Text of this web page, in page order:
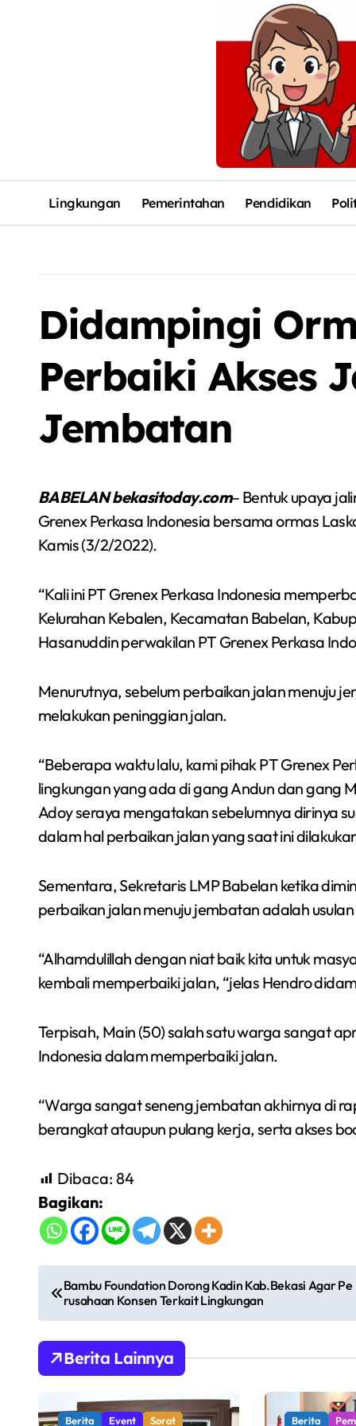
Lingkungan Pemerintahan Pendidikan
Didampingi
Perbaiki Akses
Jembatan
BABELAN bekasitoday.com– Bentuk upaya
Grenex Perkasa Indonesia bersama ormas
Kamis (3/2/2022).
“Kali ini PT Grenex Perkasa Indonesia
Kelurahan Kebalen, Kecamatan Babelan,
Hasanuddin perwakilan PT Grenex Perkasa
Menurutnya, sebelum perbaikan jalan menuju
melakukan peninggian jalan.
“Beberapa waktu lalu, kami pihak PT Grenex
lingkungan yang ada di gang Andun dan gang
Adoy seraya mengatakan sebelumnya dirinya
dalam hal perbaikan jalan yang saat ini
Sementara, Sekretaris LMP Babelan ketika
perbaikan jalan menuju jembatan adalah
“Alhamdulillah dengan niat baik kita untuk
kembali memperbaiki jalan, “jelas Hendro
Terpisah, Main (50) salah satu warga sangat
Indonesia dalam memperbaiki jalan.
“Warga sangat seneng jembatan akhirnya di
berangkat ataupun pulang kerja, serta akses
Dibaca: 84
Bagikan:
N
a
v
i
g
Bambu Foundation Dorong Kadin Kab.Bekasi Agar Pe
rusahaan Konsen Terkait Lingkungan
Berita Lainnya
Berita Event Sorot Berita
Berita Olah Raga Sorot
Gowes Malam, Warga
Inisiasi Gerakan Night
Ride Rutin di Babelan